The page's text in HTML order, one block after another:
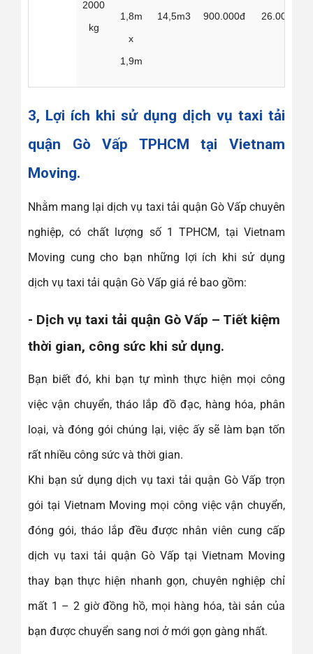
2000
kg
1,8m
x
1,9m
14,5m3 900.000đ 26.000đ
3, Lợi ích khi sử dụng dịch vụ taxi tải
quận Gò Vấp TPHCM tại Vietnam
Moving.
Nhằm mang lại dịch vụ taxi tải quận Gò Vấp chuyên
nghiệp, có chất lượng số 1 TPHCM, tại Vietnam
Moving cung cho bạn những lợi ích khi sử dụng
dịch vụ taxi tải quận Gò Vấp giá rẻ bao gồm:
- Dịch vụ taxi tải quận Gò Vấp – Tiết kiệm
thời gian, công sức khi sử dụng.
Bạn biết đó, khi bạn tự mình thực hiện mọi công
việc vận chuyển, tháo lắp đồ đạc, hàng hóa, phân
loại, và đóng gói chúng lại, việc ấy sẽ làm bạn tốn
rất nhiều công sức và thời gian.
Khi bạn sử dụng dịch vụ taxi tải quận Gò Vấp trọn
gói tại Vietnam Moving mọi công việc vận chuyển,
đóng gói, tháo lắp đều được nhân viên cung cấp
dịch vụ taxi tải quận Gò Vấp tại Vietnam Moving
thay bạn thực hiện nhanh gọn, chuyên nghiệp chỉ
mất 1 – 2 giờ đồng hồ, mọi hàng hóa, tài sản của
bạn được chuyển sang nơi ở mới gọn gàng nhất.